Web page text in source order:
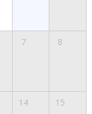
7 8
14 15